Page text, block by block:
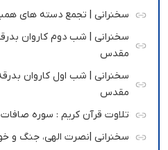
سخنرانی | تجمع دسته های
سخنرانی | شب دوم کاروان
مقدس
سخنرانی | شب اول کاروان
مقدس
تلاوت قرآن کریم : سوره
سخنرانی |نصرت الهی، جنگ و